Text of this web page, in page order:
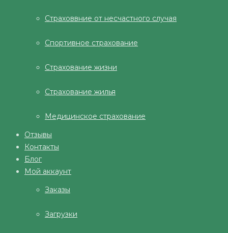
Страховвние от несчастного случая
Спортивное страхование
Страхование жизни
Страхование жилья
Медицинское страхование
Отзывы
Контакты
Блог
Мой аккаунт
Заказы
Загрузки